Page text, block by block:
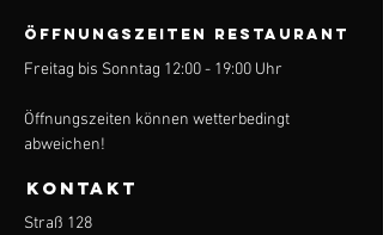
ÖFFNUNGSZEITEN Restaurant
Freitag bis Sonntag 12:00 - 19:00 Uhr
Öffnungszeiten können wetterbedingt
abweichen!
KONTAKT
Straß 128